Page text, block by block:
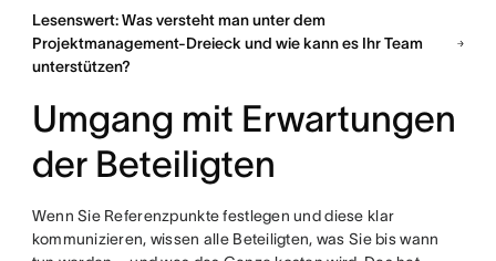
Lesenswert: Was versteht man unter dem
Projektmanagement-Dreieck und wie kann es Ihr Team
unterstützen?
Umgang mit Erwartungen
der Beteiligten
Wenn Sie Referenzpunkte festlegen und diese klar
kommunizieren, wissen alle Beteiligten, was Sie bis wann